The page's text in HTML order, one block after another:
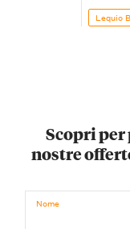
Lequio
Scopri
nostre
Nome